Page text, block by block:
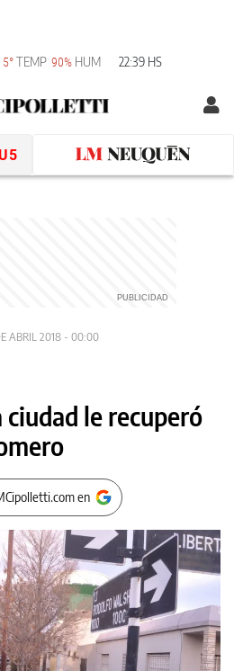
5°TEMP 90% HUM 22:39 HS
ABRIL 2018 - 00:00
ciudad le recuperó
en